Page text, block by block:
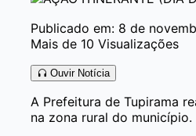
Publicado em: 8 de
Mais de 10 Visualizações
Ouvir Notícia
A Prefeitura de Tupirama
na zona rural do município.